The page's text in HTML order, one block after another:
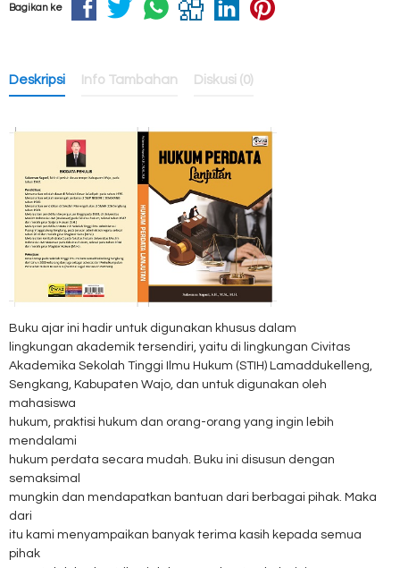
Bagikan ke
Deskripsi Info Tambahan Diskusi (0)
Buku ajar ini hadir untuk digunakan khusus dalam
lingkungan akademik tersendiri, yaitu di lingkungan Civitas
Akademika Sekolah Tinggi Ilmu Hukum (STIH) Lamaddukelleng,
Sengkang, Kabupaten Wajo, dan untuk digunakan oleh
mahasiswa
hukum, praktisi hukum dan orang-orang yang ingin lebih
mendalami
hukum perdata secara mudah. Buku ini disusun dengan
semaksimal
mungkin dan mendapatkan bantuan dari berbagai pihak. Maka
dari
itu kami menyampaikan banyak terima kasih kepada semua
pihak